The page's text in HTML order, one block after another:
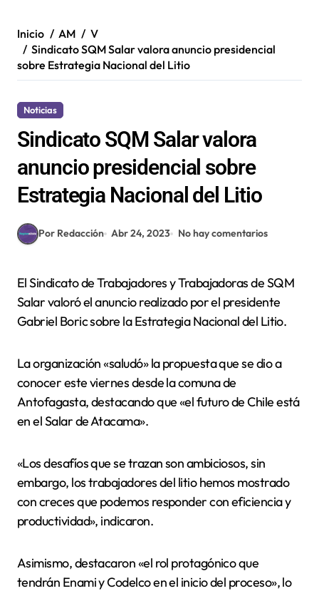
Inicio AM
V
Sindicato SQM Salar valora anuncio presidencial
sobre Estrategia Nacional del Litio
Noticias
Sindicato SQM Salar valora
anuncio presidencial sobre
Estrategia Nacional del Litio
Por Redacción Abr 24, 2023 No hay comentarios
El Sindicato de Trabajadores y Trabajadoras de SQM
Salar valoró el anuncio realizado por el presidente
Gabriel Boric sobre la Estrategia Nacional del Litio.
La organización «saludó» la propuesta que se dio a
conocer este viernes desde la comuna de
Antofagasta, destacando que «el futuro de Chile está
en el Salar de Atacama».
«Los desafíos que se trazan son ambiciosos, sin
embargo, los trabajadores del litio hemos mostrado
con creces que podemos responder con eficiencia y
productividad», indicaron.
Asimismo, destacaron «el rol protagónico que
tendrán Enami y Codelco en el inicio del proceso», lo